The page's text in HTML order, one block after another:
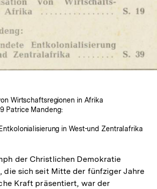
öffnen
Wirtschaftsregionen in Afrika
19 Patrice Mandeng:
in West-und Zentralafrika
der Christlichen Demokratie
die sich seit Mitte der fünfziger Jahre
Kraft präsentiert, war der